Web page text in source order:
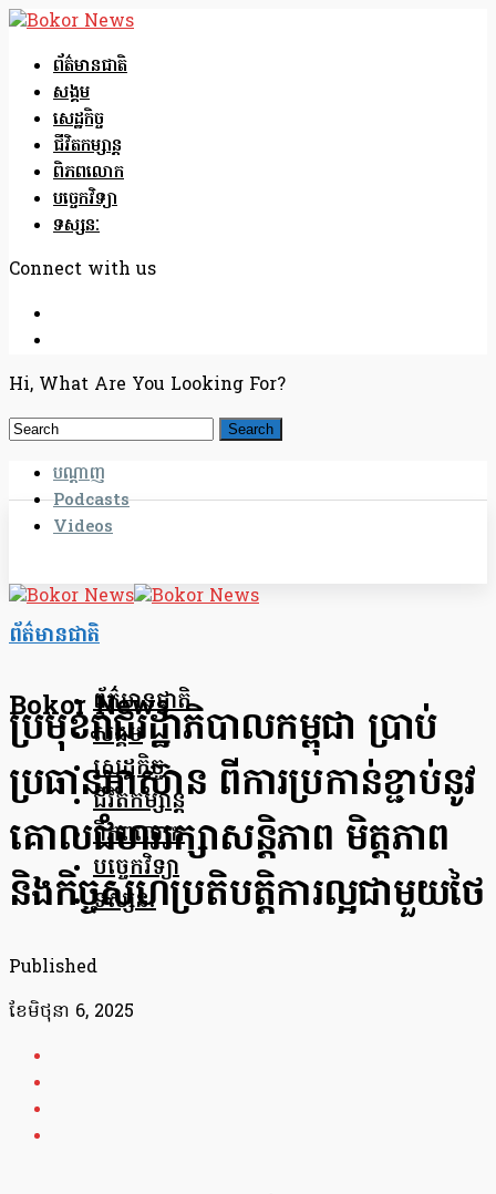
ព័ត៌មានជាតិ
សង្គម
សេដ្ឋកិច្ច
ជីវិតកម្សាន្ត
ពិភពលោក
បច្ចេកវិទ្យា
ទស្សនៈ
Connect with us
Hi, What Are You Looking For?
បណ្តាញ
Podcasts
Videos
Bokor News
ព័ត៌មានជាតិ
សង្គម
សេដ្ឋកិច្ច
ជីវិតកម្សាន្ត
ពិភពលោក
បច្ចេកវិទ្យា
ទស្សនៈ
ព័ត៌មានជាតិ
ប្រមុខរាជរដ្ឋាភិបាលកម្ពុជា ប្រាប់
ប្រធានអាស៊ាន ពី​ការ​ប្រកាន់ខ្ជាប់នូវ​
គោលជំហររក្សា​សន្តិភាព មិត្តភាព
និងកិច្ចសហប្រតិបត្តិការល្អជាមួយថៃ
Published
ខែ​មិថុនា 6, 2025